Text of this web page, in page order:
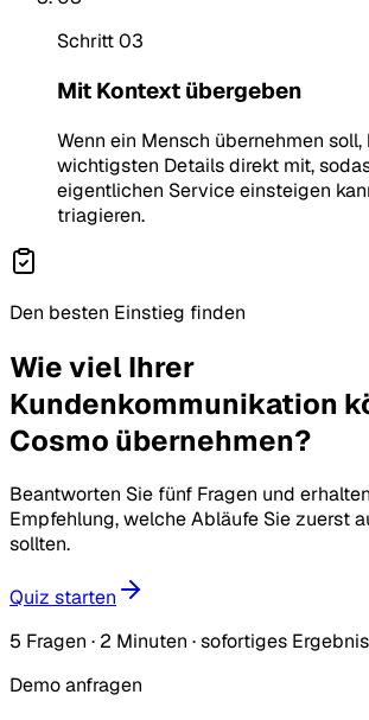
Schritt 03
Mit Kontext übergeben
Wenn ein Mensch übernehmen
wichtigsten Details direkt mit,
eigentlichen Service einsteigen
triagieren.
Den besten Einstieg finden
Wie viel Ihrer
Kundenkommunikation
Cosmo übernehmen?
Beantworten Sie fünf Fragen und
Empfehlung, welche Abläufe Sie zuerst
sollten.
Quiz starten
5 Fragen · 2 Minuten · sofortiges Ergebnis
Demo anfragen